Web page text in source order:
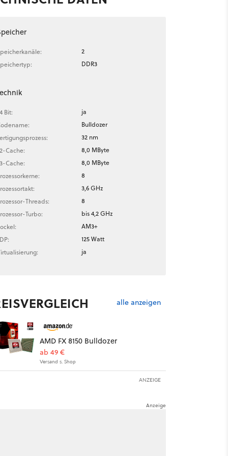
2
DDR3
Bit:
ja
Bulldozer
32 nm
Cache:
8,0 MByte
Cache:
8,0 MByte
8
3,6 GHz
Threads:
8
Turbo:
bis 4,2 GHz
AM3+
125 Watt
ja
alle anzeigen
AMD FX 8150 Bulldozer
ab 49 €
Versand s. Shop
ANZEIGE